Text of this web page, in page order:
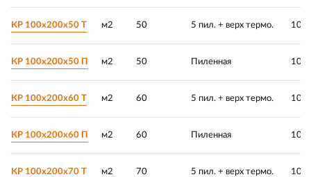
КР 100х200х50 Т м2 50 5 пил. + верх термо. 100
КР 100х200х50 П м2 50 Пиленная 100
КР 100х200х60 Т м2 60 5 пил. + верх термо. 100
КР 100х200х60 П м2 60 Пиленная 100
КР 100х200х70 Т м2 70 5 пил. + верх термо. 100